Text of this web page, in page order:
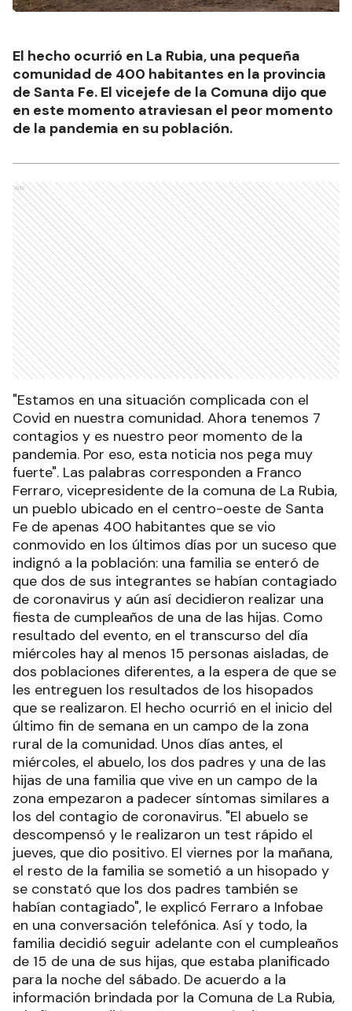
El hecho ocurrió en La Rubia, una pequeña
comunidad de 400 habitantes en la provincia
de Santa Fe. El vicejefe de la Comuna dijo que
en este momento atraviesan el peor momento
de la pandemia en su población.
Ads
"Estamos en una situación complicada con el
Covid en nuestra comunidad. Ahora tenemos 7
contagios y es nuestro peor momento de la
pandemia. Por eso, esta noticia nos pega muy
fuerte". Las palabras corresponden a Franco
Ferraro, vicepresidente de la comuna de La Rubia,
un pueblo ubicado en el centro-oeste de Santa
Fe de apenas 400 habitantes que se vio
conmovido en los últimos días por un suceso que
indignó a la población: una familia se enteró de
que dos de sus integrantes se habían contagiado
de coronavirus y aún así decidieron realizar una
fiesta de cumpleaños de una de las hijas. Como
resultado del evento, en el transcurso del día
miércoles hay al menos 15 personas aisladas, de
dos poblaciones diferentes, a la espera de que se
les entreguen los resultados de los hisopados
que se realizaron. El hecho ocurrió en el inicio del
último fin de semana en un campo de la zona
rural de la comunidad. Unos días antes, el
miércoles, el abuelo, los dos padres y una de las
hijas de una familia que vive en un campo de la
zona empezaron a padecer síntomas similares a
los del contagio de coronavirus. "El abuelo se
descompensó y le realizaron un test rápido el
jueves, que dio positivo. El viernes por la mañana,
el resto de la familia se sometió a un hisopado y
se constató que los dos padres también se
habían contagiado", le explicó Ferraro a Infobae
en una conversación telefónica. Así y todo, la
familia decidió seguir adelante con el cumpleaños
de 15 de una de sus hijas, que estaba planificado
para la noche del sábado. De acuerdo a la
información brindada por la Comuna de La Rubia,